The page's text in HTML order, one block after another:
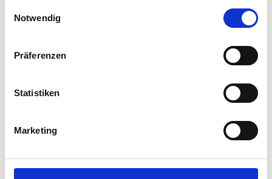
Notwendig
Präferenzen
Statistiken
Marketing